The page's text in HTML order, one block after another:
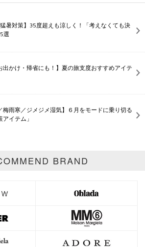
猛暑対策】35度超えも涼しく！「考えなくても決
選
出かけ・帰省にも！】夏の旅支度おすすめアイテ
梅雨寒／ジメジメ湿気】６月をモードに乗り切る
アイテム」
BRAND